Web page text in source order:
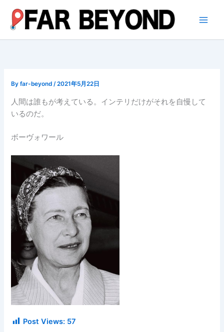
ス
Byfar-beyond/2021年5月22日
人間は誰もが考えている。インテリだけがそれを自慢して
いるのだ。
ボーヴォワール
Post Views: 57